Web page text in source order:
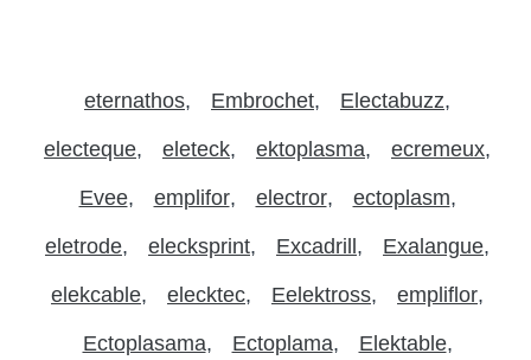
eternathos Embrochet Electabuzz
electeque eleteck ektoplasma ecremeux
Evee emplifor electror ectoplasm
eletrode elecksprint Excadrill Exalangue
elekcable elecktec Eelektross empliflor
Ectoplasama Ectoplama Elektable